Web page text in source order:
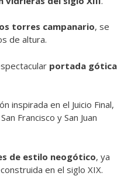
torres campanario, se
de altura.
portada gótica
inspirada en el Juicio Final,
Francisco y San Juan
de estilo neogótico, ya
en el siglo XIX.